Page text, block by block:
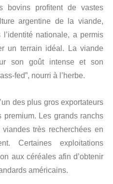
bovins profitent de vastes
argentine de la viande,
nationale, a permis
un terrain idéal. La viande
son goût intense et son
fed”, nourri à l’herbe.
des plus gros exportateurs
premium. Les grands ranchs
très recherchées en
Certaines exploitations
aux céréales afin d’obtenir
américains.